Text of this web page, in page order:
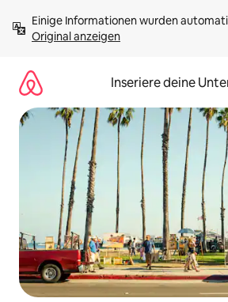
Inhalten
springenOriginal anzeigen
Inseriere deine